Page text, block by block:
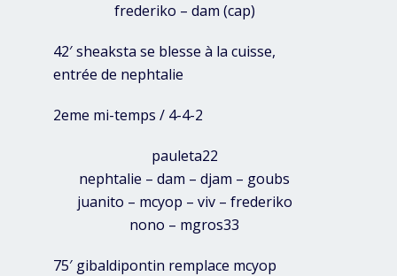
frederiko – dam (cap)
42′ sheaksta se blesse à la cuisse,
entrée de nephtalie
2eme mi-temps / 4-4-2
pauleta22
nephtalie – dam – djam – goubs
juanito – mcyop – viv – frederiko
nono – mgros33
75′ gibaldipontin remplace mcyop